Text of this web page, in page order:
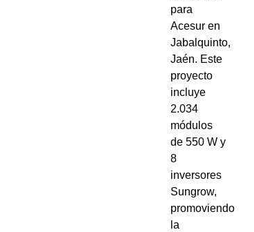
para
Acesur en
Jabalquinto,
Jaén. Este
proyecto
incluye
2.034
módulos
de 550 W y
8
inversores
Sungrow,
promoviendo
la